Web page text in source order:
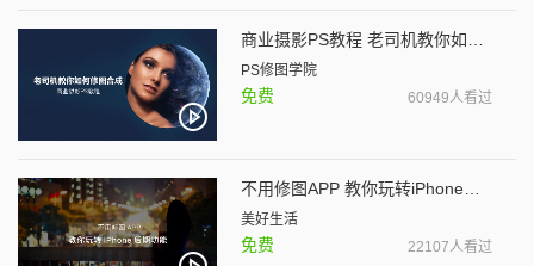
PS修图学院
免费 60949人看过
美好生活
免费 22107人看过